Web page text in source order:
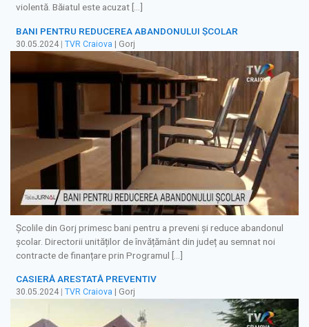
violentă. Băiatul este acuzat […]
BANI PENTRU REDUCEREA ABANDONULUI ȘCOLAR
30.05.2024 | TVR Craiova | Gorj
Școlile din Gorj primesc bani pentru a preveni și reduce abandonul
școlar. Directorii unităților de învățământ din județ au semnat noi
contracte de finanțare prin Programul […]
CASIERĂ ARESTATĂ PREVENTIV
30.05.2024 TVR Craiova | Gorj